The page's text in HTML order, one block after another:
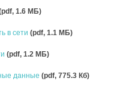
1.6 MБ)
в сети (pdf, 1.1 MБ)
(pdf, 1.2 MБ)
данные (pdf, 775.3 Кб)